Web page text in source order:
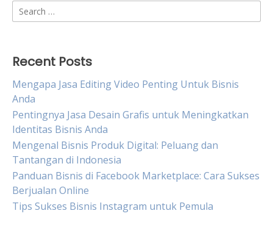
Search
for:
Recent Posts
Mengapa Jasa Editing Video Penting Untuk Bisnis
Anda
Pentingnya Jasa Desain Grafis untuk Meningkatkan
Identitas Bisnis Anda
Mengenal Bisnis Produk Digital: Peluang dan
Tantangan di Indonesia
Panduan Bisnis di Facebook Marketplace: Cara Sukses
Berjualan Online
Tips Sukses Bisnis Instagram untuk Pemula